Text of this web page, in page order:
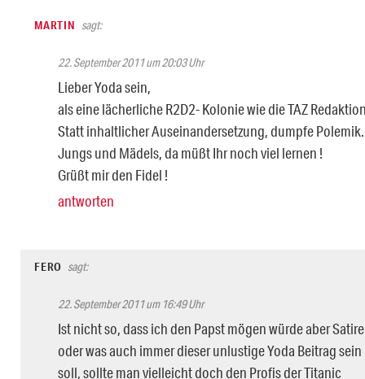
MARTIN sagt:
22. September 2011 um 20:03 Uhr
Lieber Yoda sein,
als eine lächerliche R2D2- Kolonie wie die TAZ
Statt inhaltlicher Auseinandersetzung, dumpfe Polemik.
Jungs und Mädels, da müßt Ihr noch viel lernen !
Grüßt mir den Fidel !
antworten
FERO sagt:
22. September 2011 um 16:49 Uhr
Ist nicht so, dass ich den Papst mögen würde aber Satire
oder was auch immer dieser unlustige Yoda Beitrag sein
soll, sollte man vielleicht doch den Profis der Titanic